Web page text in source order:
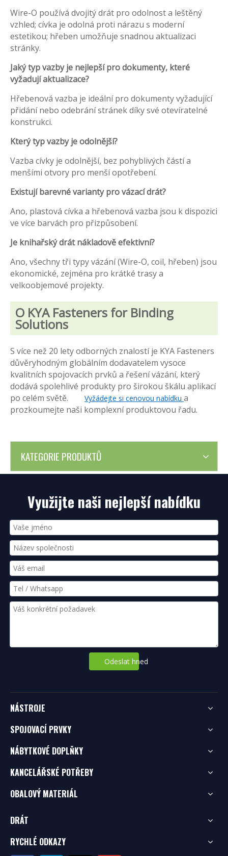
Wire-O používá dvojitý drát pro odolnost a leštěný
vzhled; cívka je odolná proti nárazu s moderní
estetikou; hřeben umožňuje snadnou aktualizaci
stránky.
Jaký typ vazby je nejlepší pro dokumenty, které
vyžadují aktualizace?
Hřebenová vazba je ideální pro dokumenty vyžadující
přidání nebo odebrání stránek díky své otevíratelné
konstrukci.
Který typ vazby je odolnější?
Vazba cívky je odolnější, bez pohyblivých částí a
menšími otvory pro menší opotřebení.
Existují barevné varianty pro vázací drát?
Ano, plastová cívka a hřebenová vazba jsou k dispozici
ve více barvách pro přizpůsobení.
Je knihařský drát nákladově efektivní?
Ano, všechny tři typy vázání (Wire-O, coil, hřeben) jsou
ekonomické, zejména pro krátké trasy a
velkoobjemové projekty.
O KYA Fasteners for Binding
Solutions
S více než 20 lety odborných znalostí je KYA Fasteners
důvěryhodným globálním dodavatelem vysoce
kvalitních spojovacích prvků a řešení vázání, který
dodává spolehlivé produkty pro širokou škálu aplikací
po celém světě. Vyžádejte si cenovou nabídku a
prozkoumejte naši komplexní produktovou řadu.
KATEGORIE PRODUKTŮ
Využijte naši nejlepší nabídku
Odeslat hned
NÁSTROJE
SPOJOVACÍ PRVKY
NÁBYTKOVÉ DOPLŇKY
KANCELÁŘSKÉ POTŘEBY
OBALOVÝ MATERIÁL
DRÁT
RYCHLÉ ODKAZY